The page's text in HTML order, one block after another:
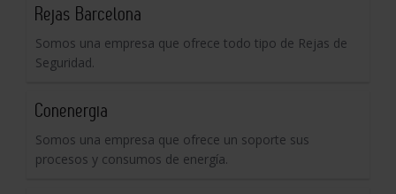
Rejas Barcelona
Somos una empresa que ofrece todo tipo de Rejas de
Seguridad.
Conenergia
Somos una empresa que ofrece un soporte sus
procesos y consumos de energía.